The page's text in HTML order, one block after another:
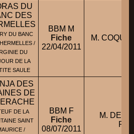
DU
DES
DU BANC
/
DU
DE LA
SAULE
BBM M
Fiche
22/04/2011
M.
DES
DE
DE LA
SAINT
/
BBM F
Fiche
08/07/2011
M.